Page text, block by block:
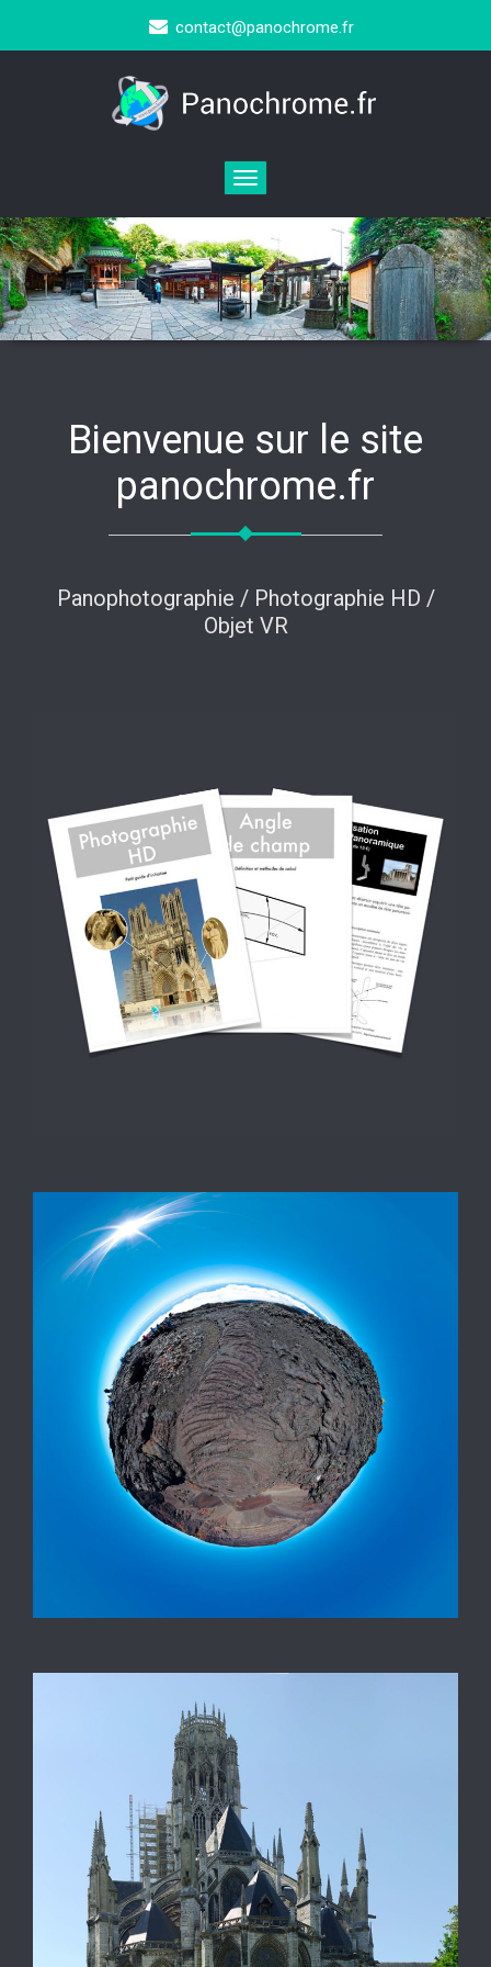
contact@panochrome.fr
Toggle
navigation
Bienvenue sur le site
panochrome.fr
Panophotographie / Photographie HD /
Objet VR